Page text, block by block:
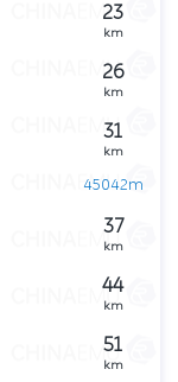
23
km
26
km
31
km
45042m
37
km
44
km
51
km